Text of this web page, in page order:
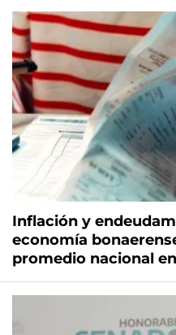
Inflación y
economía
promedio nacional